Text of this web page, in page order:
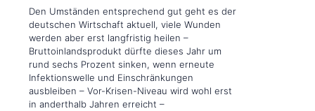
Den Umständen entsprechend gut geht es der
deutschen Wirtschaft aktuell, viele Wunden
werden aber erst langfristig heilen –
Bruttoinlandsprodukt dürfte dieses Jahr um
rund sechs Prozent sinken, wenn erneute
Infektionswelle und Einschränkungen
ausbleiben – Vor-Krisen-Niveau wird wohl erst
in anderthalb Jahren erreicht –